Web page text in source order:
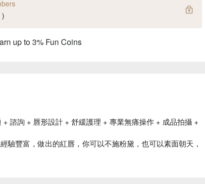
)
up to 3% Fun Coins
+ 諮詢 + 唇形設計 + 舒緩護理 + 專業無痛操作 + 成品拍攝 +
驗豐富，做出的紅唇，你可以不施粉黛，也可以素面朝天，